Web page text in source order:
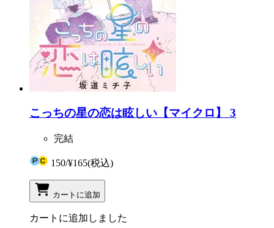
こっちの星の恋は眩しい【マイクロ】 3
完結
150/¥165(税込)
カートに追加
カートに追加しました